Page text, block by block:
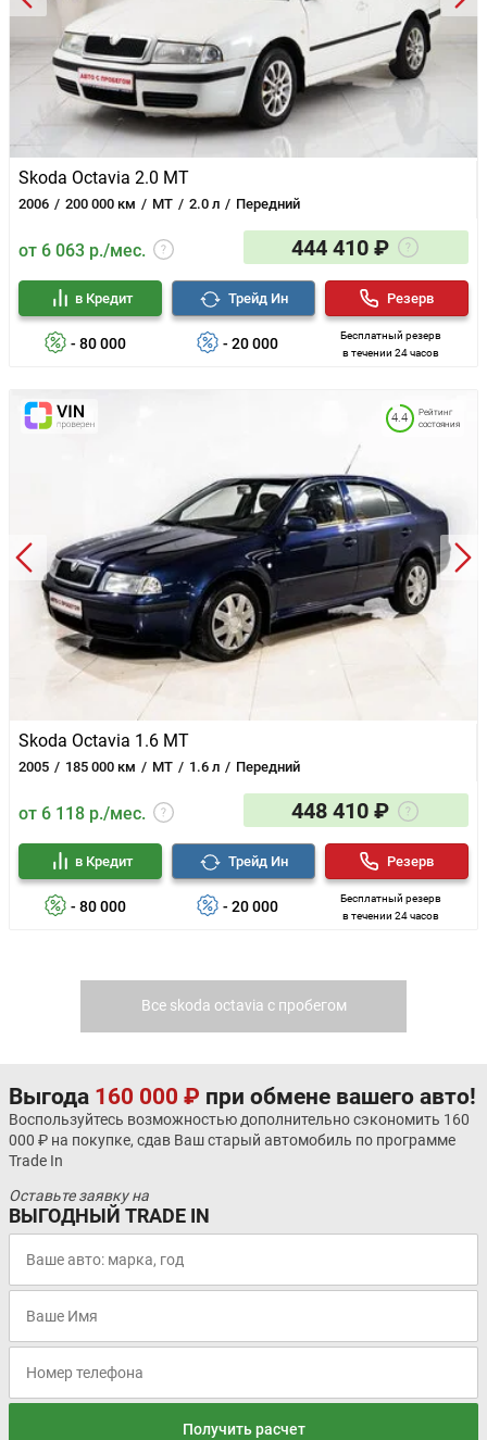
Skoda Octavia 2.0 MT
2006 200 000 км MT 2.0 л Передний
от 6 063 р./мес. 444 410 ₽
- 80 000
в Кредит
- 20 000
Трейд Ин
Бесплатный резерв
в течении 24 часов
Резерв
Skoda Octavia 1.6 MT
2005 185 000 км MT 1.6 л Передний
Рейтинг
состояния
4.4
от 6 118 р./мес. 448 410 ₽
- 80 000
в Кредит
- 20 000
Трейд Ин
Бесплатный резерв
в течении 24 часов
Резерв
Все skoda octavia с пробегом
Выгода 160 000 ₽ при обмене вашего авто!
Воспользуйтесь возможностью дополнительно сэкономить 160
000 ₽ на покупке, сдав Ваш старый автомобиль по программе
Trade In
Оставьте заявку на
ВЫГОДНЫЙ TRADE IN
Получить расчет